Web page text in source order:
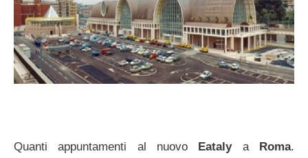
Quanti appuntamenti al nuovo Eatalya Roma.